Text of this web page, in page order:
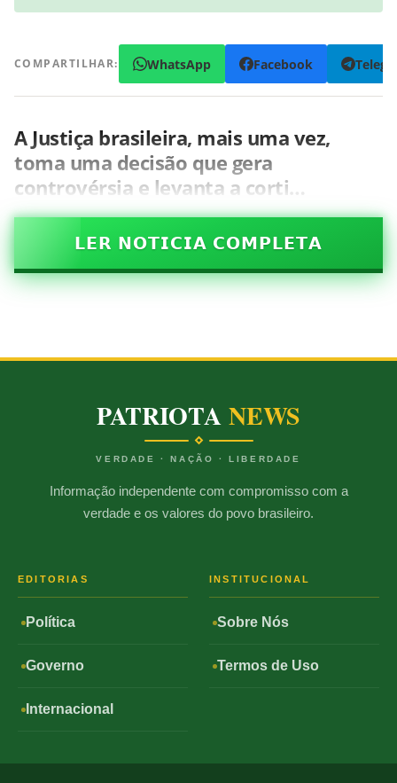
COMPARTILHAR: WhatsApp Facebook
A Justiça brasileira, mais uma vez,
toma uma decisão que gera
controvérsia e levanta a corti…
𝗟𝗘𝗥 𝗡𝗢𝗧𝗜𝗖𝗜𝗔 𝗖𝗢𝗠𝗣𝗟𝗘𝗧𝗔
PATRIOTANEWS
VERDADE · NAÇÃO · LIBERDADE
Informação independente com compromisso com a
verdade e os valores do povo brasileiro.
EDITORIAS
Política
Governo
Internacional
INSTITUCIONAL
Sobre Nós
Termos de Uso